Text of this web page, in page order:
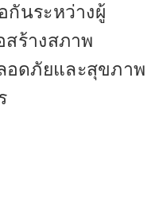
กันระหว่างผู้
ร้างสภาพ
อดภัยและสุขภาพ